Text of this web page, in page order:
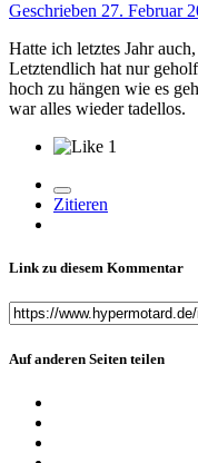
Geschrieben 27. Februar
Hatte ich letztes Jahr
Letztendlich hat nur
hoch zu hängen wie es
war alles wieder tadellos.
1
Zitieren
Link zu diesem Kommentar
Auf anderen Seiten teilen